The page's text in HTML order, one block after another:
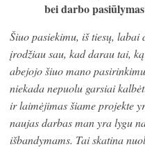
bei darbo
Šiuo pasiekimu, iš tiesų,
įrodžiau sau, kad darau tai,
abejojo šiuo mano
niekada nepuolu garsiai
ir laimėjimas šiame projekte
naujas darbas man yra lygu
išbandymams. Tai skatina